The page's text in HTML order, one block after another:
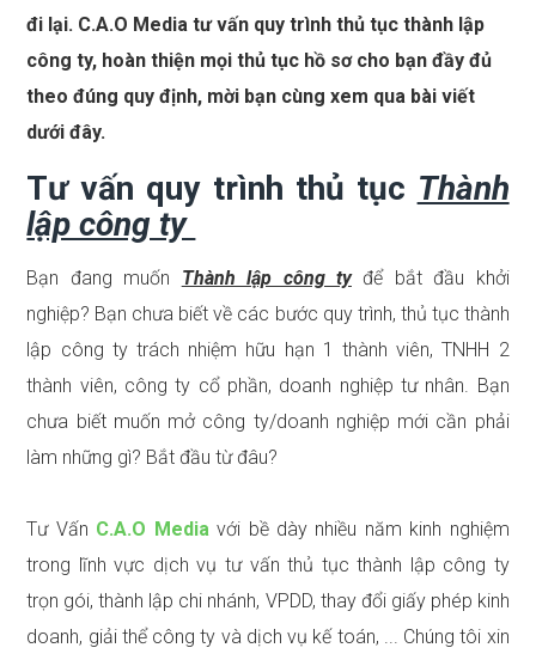
đi lại. C.A.O Media tư vấn quy trình thủ tục thành lập
công ty, hoàn thiện mọi thủ tục hồ sơ cho bạn đầy đủ
theo đúng quy định, mời bạn cùng xem qua bài viết
dưới đây.
Tư vấn quy trình thủ tục Thành
lập công ty
Bạn đang muốn Thành lập công tyđể bắt đầu khởi
nghiệp? Bạn chưa biết về các bước quy trình, thủ tục thành
lập công ty trách nhiệm hữu hạn 1 thành viên, TNHH 2
thành viên, công ty cổ phần, doanh nghiệp tư nhân. Bạn
chưa biết muốn mở công ty/doanh nghiệp mới cần phải
làm những gì? Bắt đầu từ đâu?
Tư Vấn C.A.O Mediavới bề dày nhiều năm kinh nghiệm
trong lĩnh vực dịch vụ tư vấn thủ tục thành lập công ty
trọn gói, thành lập chi nhánh, VPDD, thay đổi giấy phép kinh
doanh, giải thể công ty và dịch vụ kế toán, ... Chúng tôi xin